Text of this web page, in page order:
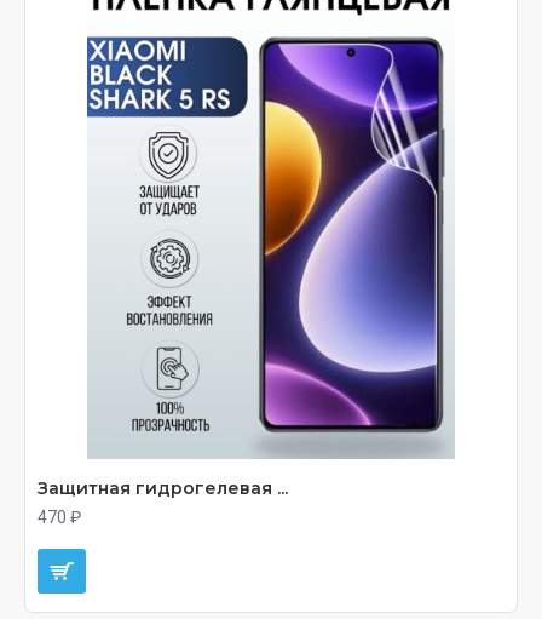
Защитная гидрогелевая ...
470 ₽